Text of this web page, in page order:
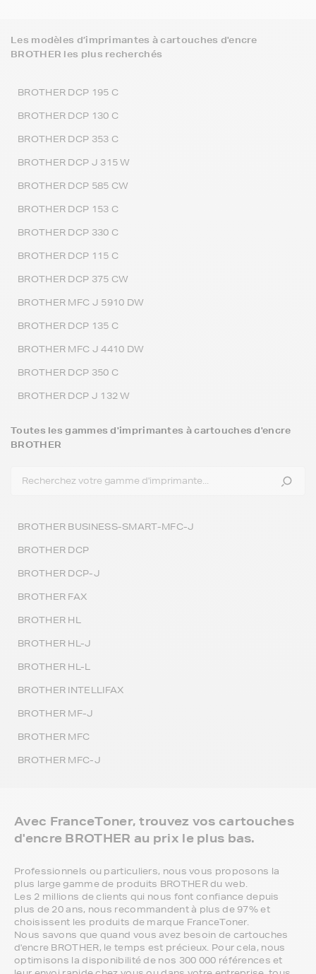
Les modèles d’imprimantes à cartouches d'encre
BROTHER les plus recherchés
BROTHER DCP 195 C
BROTHER DCP 130 C
BROTHER DCP 353 C
BROTHER DCP J 315 W
BROTHER DCP 585 CW
BROTHER DCP 153 C
BROTHER DCP 330 C
BROTHER DCP 115 C
BROTHER DCP 375 CW
BROTHER MFC J 5910 DW
BROTHER DCP 135 C
BROTHER MFC J 4410 DW
BROTHER DCP 350 C
BROTHER DCP J 132 W
Toutes les gammes d'imprimantes à cartouches d'encre
BROTHER
BROTHER BUSINESS-SMART-MFC-J
BROTHER DCP
BROTHER DCP-J
BROTHER FAX
BROTHER HL
BROTHER HL-J
BROTHER HL-L
BROTHER INTELLIFAX
BROTHER MF-J
BROTHER MFC
BROTHER MFC-J
Avec FranceToner, trouvez vos cartouches
d'encre BROTHER au prix le plus bas.
Professionnels ou particuliers, nous vous proposons la
plus large gamme de produits BROTHER du web.
Les 2 millions de clients qui nous font confiance depuis
plus de 20 ans, nous recommandent à plus de 97% et
choisissent les produits de marque FranceToner.
Nous savons que quand vous avez besoin de cartouches
d'encre BROTHER, le temps est précieux. Pour cela, nous
optimisons la disponibilité de nos 300 000 références et